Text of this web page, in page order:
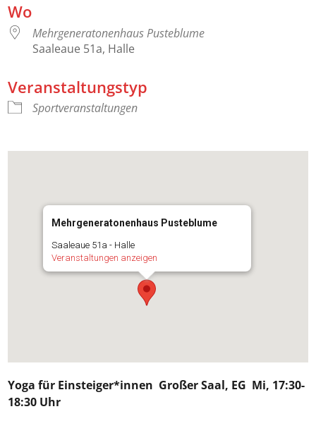
Wo
Mehrgeneratonenhaus Pusteblume
Saaleaue 51a, Halle
Veranstaltungstyp
Sportveranstaltungen
Mehrgeneratonenhaus Pusteblume
Saaleaue 51a - Halle
Veranstaltungen anzeigen
Yoga für Einsteiger*innen Großer Saal, EG Mi, 17:30-
18:30 Uhr